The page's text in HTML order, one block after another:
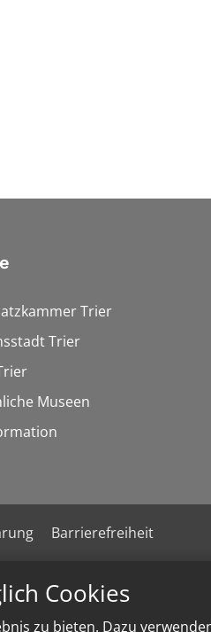
Cookies
zu bieten. Dazu
Trier
Trier
Museen
Barrierefreiheit